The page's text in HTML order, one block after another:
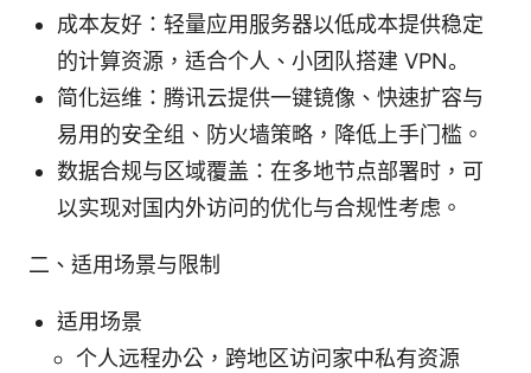
成本友好：轻量应用服务器以低成本提供稳定
的计算资源，适合个人、小团队搭建 VPN。
简化运维：腾讯云提供一键镜像、快速扩容与
易用的安全组、防火墙策略，降低上手门槛。
数据合规与区域覆盖：在多地节点部署时，可
以实现对国内外访问的优化与合规性考虑。
二、适用场景与限制
适用场景
个人远程办公，跨地区访问家中私有资源